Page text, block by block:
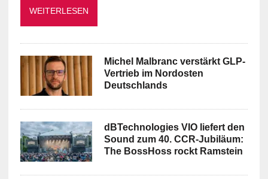
WEITERLESEN
Michel Malbranc verstärkt GLP-
Vertrieb im Nordosten
Deutschlands
dBTechnologies VIO liefert den
Sound zum 40. CCR-Jubiläum:
The BossHoss rockt Ramstein